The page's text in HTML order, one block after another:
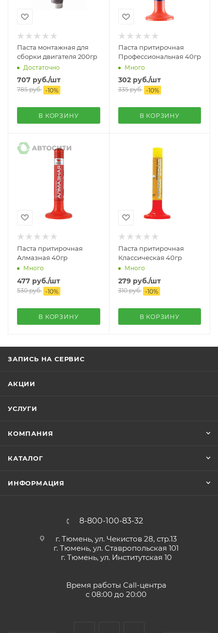
Паста монтажная для
сборки двигателя 200гр
Достаточно
707 руб./шт
785руб. -10%
В КОРЗИНУ
Паста притирочная
Профессиональная 40гр
Много
302руб./шт
335руб. -10%
В КОРЗИНУ
Паста притирочная
Алмазная 40гр
Много
477 руб./шт
530руб. -10%
В КОРЗИНУ
Паста притирочная
Классическая 40гр
Много
279руб./шт
310руб. -10%
В КОРЗИНУ
ЗАПИСЬ НА СЕРВИС
АКЦИИ
УСЛУГИ
КОМПАНИЯ
КАТАЛОГ
ИНФОРМАЦИЯ
8-800-100-83-32
г. Тюмень, ул. Чекистов 28, стр.13
г. Тюмень, ул. Ставропольская 101
г. Тюмень, ул. Институтская 10
Время работы Call-центра
с 08:00 до 20:00